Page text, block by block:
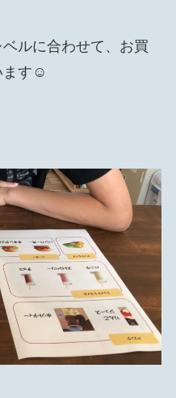
ルに合わせて、お買
ます☺️